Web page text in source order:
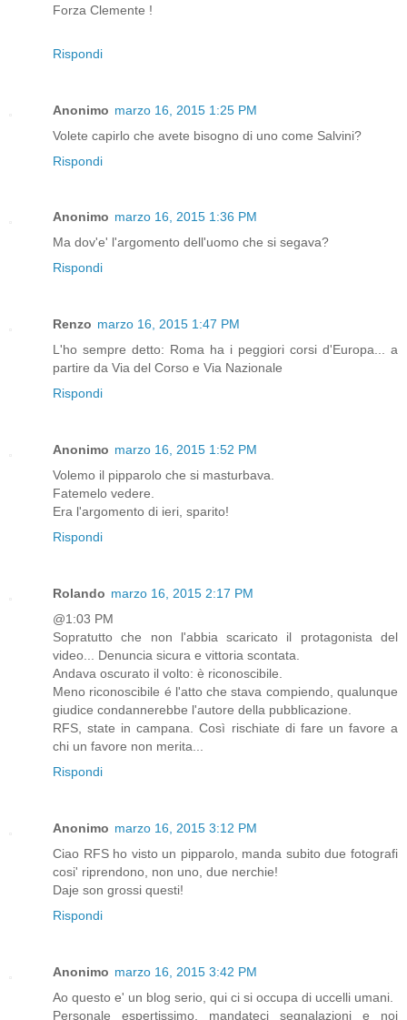
Forza Clemente !
Rispondi
Anonimo marzo 16, 2015 1:25 PM
Volete capirlo che avete bisogno di uno come Salvini?
Rispondi
Anonimo marzo 16, 2015 1:36 PM
Ma dov'e' l'argomento dell'uomo che si segava?
Rispondi
Renzo marzo 16, 2015 1:47 PM
L'ho sempre detto: Roma ha i peggiori corsi d'Europa... a
partire da Via del Corso e Via Nazionale
Rispondi
Anonimo marzo 16, 2015 1:52 PM
Volemo il pipparolo che si masturbava.
Fatemelo vedere.
Era l'argomento di ieri, sparito!
Rispondi
Rolando marzo 16, 2015 2:17 PM
@1:03 PM
Sopratutto che non l'abbia scaricato il protagonista del
video... Denuncia sicura e vittoria scontata.
Andava oscurato il volto: è riconoscibile.
Meno riconoscibile é l'atto che stava compiendo, qualunque
giudice condannerebbe l'autore della pubblicazione.
RFS, state in campana. Così rischiate di fare un favore a
chi un favore non merita...
Rispondi
Anonimo marzo 16, 2015 3:12 PM
Ciao RFS ho visto un pipparolo, manda subito due fotografi
cosi' riprendono, non uno, due nerchie!
Daje son grossi questi!
Rispondi
Anonimo marzo 16, 2015 3:42 PM
Ao questo e' un blog serio, qui ci si occupa di uccelli umani.
Personale espertissimo, mandateci segnalazioni e noi